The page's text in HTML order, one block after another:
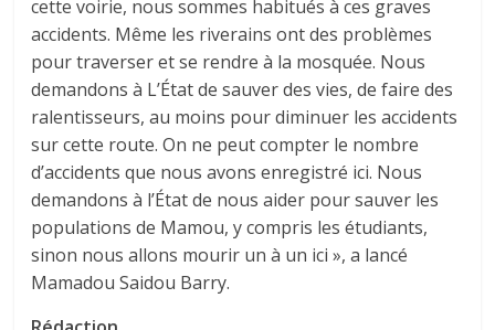
cette voirie, nous sommes habitués à ces graves
accidents. Même les riverains ont des problèmes
pour traverser et se rendre à la mosquée. Nous
demandons à L’État de sauver des vies, de faire des
ralentisseurs, au moins pour diminuer les accidents
sur cette route. On ne peut compter le nombre
d’accidents que nous avons enregistré ici. Nous
demandons à l’État de nous aider pour sauver les
populations de Mamou, y compris les étudiants,
sinon nous allons mourir un à un ici », a lancé
Mamadou Saidou Barry.